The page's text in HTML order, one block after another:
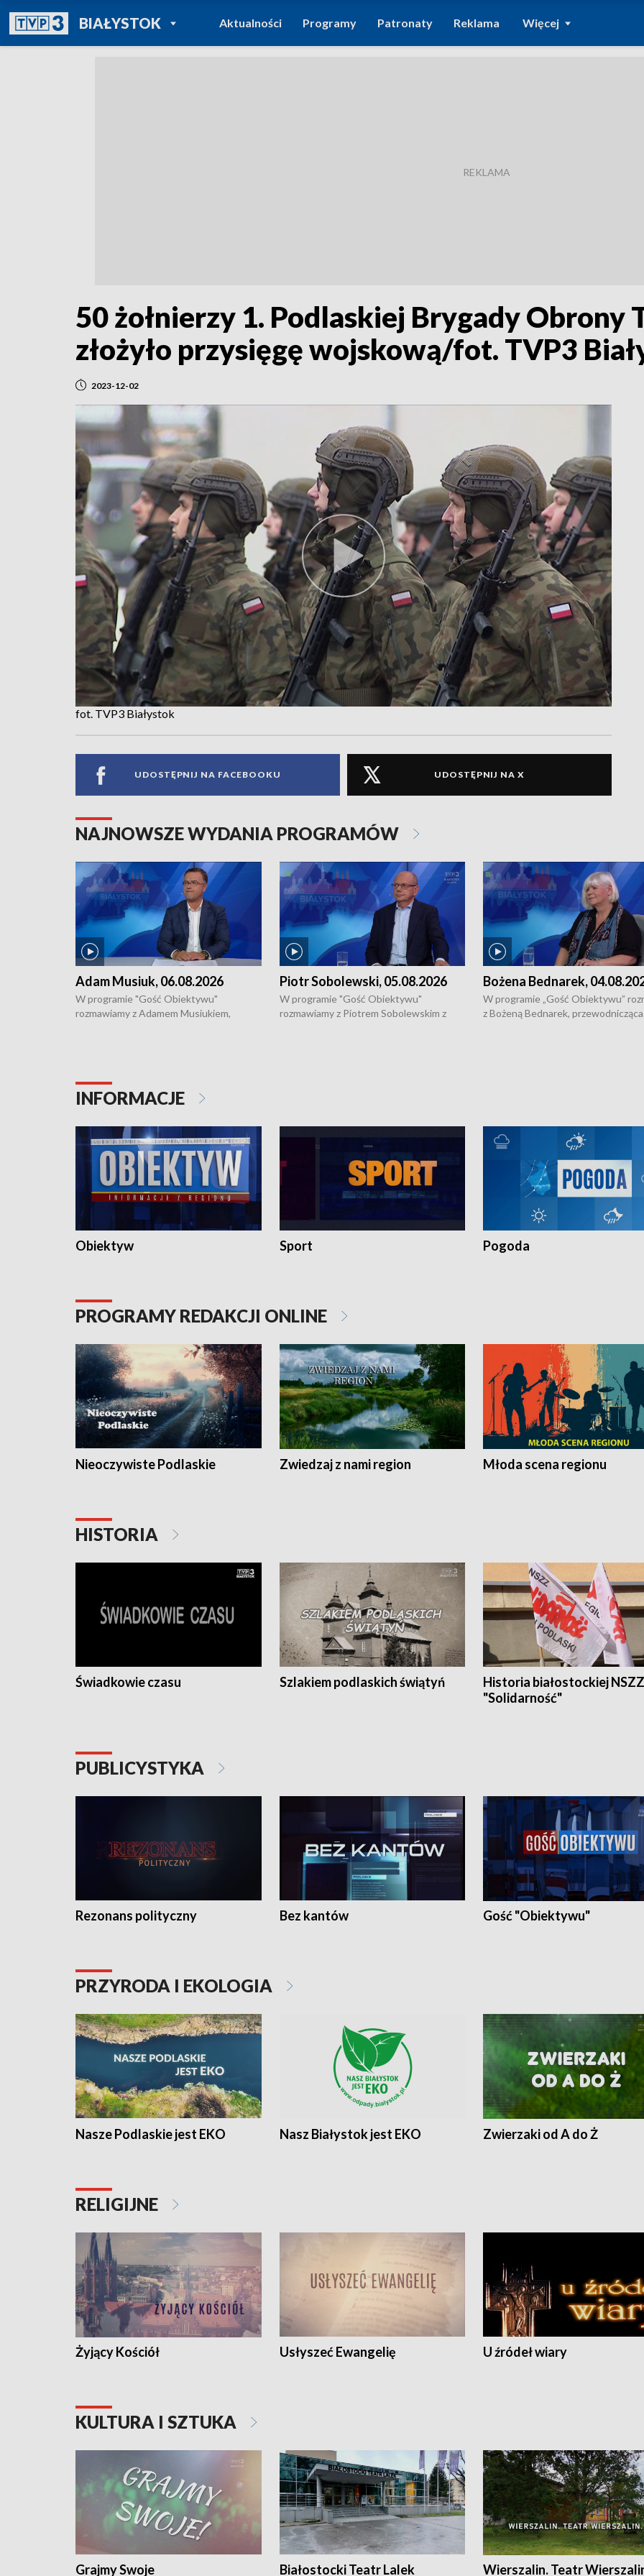
BIAŁYSTOKPOWRÓT DO
TVP REGIONY
Aktualności Programy Patronaty Reklama Więcej
50 żołnierzy 1. Podlaskiej Brygady Obrony
złożyło przysięgę wojskową/fot. TVP3
2023-12-02
fot. TVP3 Białystok
UDOSTĘPNIJ NA FACEBOOKU UDOSTĘPNIJ NA X
NAJNOWSZE WYDANIA PROGRAMÓW
Adam Musiuk, 06.08.2026
W programie "Gość Obiektywu"
rozmawiamy z Adamem Musiukiem,
Piotr Sobolewski, 05.08.2026
W programie "Gość Obiektywu"
rozmawiamy z Piotrem Sobolewskim z
Bożena Bednarek,
W programie „Gość Obiektywu”
z Bożeną Bednarek, przewodnicząca
INFORMACJE
Obiektyw Sport Pogoda
PROGRAMY REDAKCJI ONLINE
Nieoczywiste Podlaskie Zwiedzaj z nami region Młoda scena regionu
HISTORIA
Świadkowie czasu Szlakiem podlaskich świątyń
Historia białostockiej NSZZ
"Solidarność"
PUBLICYSTYKA
Rezonans polityczny Bez kantów Gość "Obiektywu"
PRZYRODA I EKOLOGIA
Nasze Podlaskie jest EKO Nasz Białystok jest EKO Zwierzaki od A do Ż
RELIGIJNE
Żyjący Kościół Usłyszeć Ewangelię U źródeł wiary
KULTURA I SZTUKA
Grajmy Swoje Białostocki Teatr Lalek Wierszalin. Teatr